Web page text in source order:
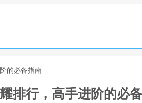
的必备指南
排行，高手进阶的必